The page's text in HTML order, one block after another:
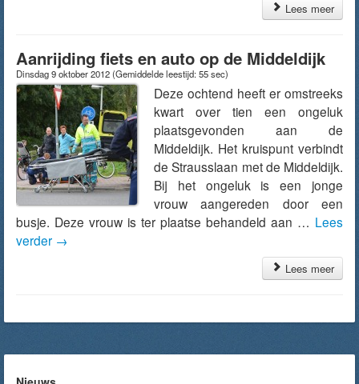
Lees meer
Aanrijding fiets en auto op de Middeldijk
Dinsdag 9 oktober 2012(Gemiddelde leestijd: 55 sec)
Deze ochtend heeft er omstreeks
kwart over tien een ongeluk
plaatsgevonden aan de
Middeldijk. Het kruispunt verbindt
de Strausslaan met de Middeldijk.
Bij het ongeluk is een jonge
vrouw aangereden door een
busje. Deze vrouw is ter plaatse behandeld aan … Lees
verder →
Lees meer